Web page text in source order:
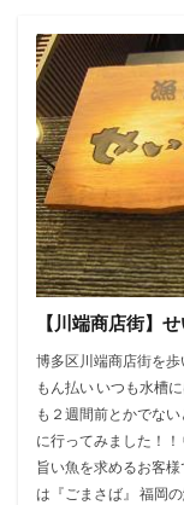
【川端商店街】
博多区川端商店街を
もん払い いつも水槽
も２週間前とかでな
に行ってみました！
旨い魚を求めるお客
は『ごまさば』 福岡